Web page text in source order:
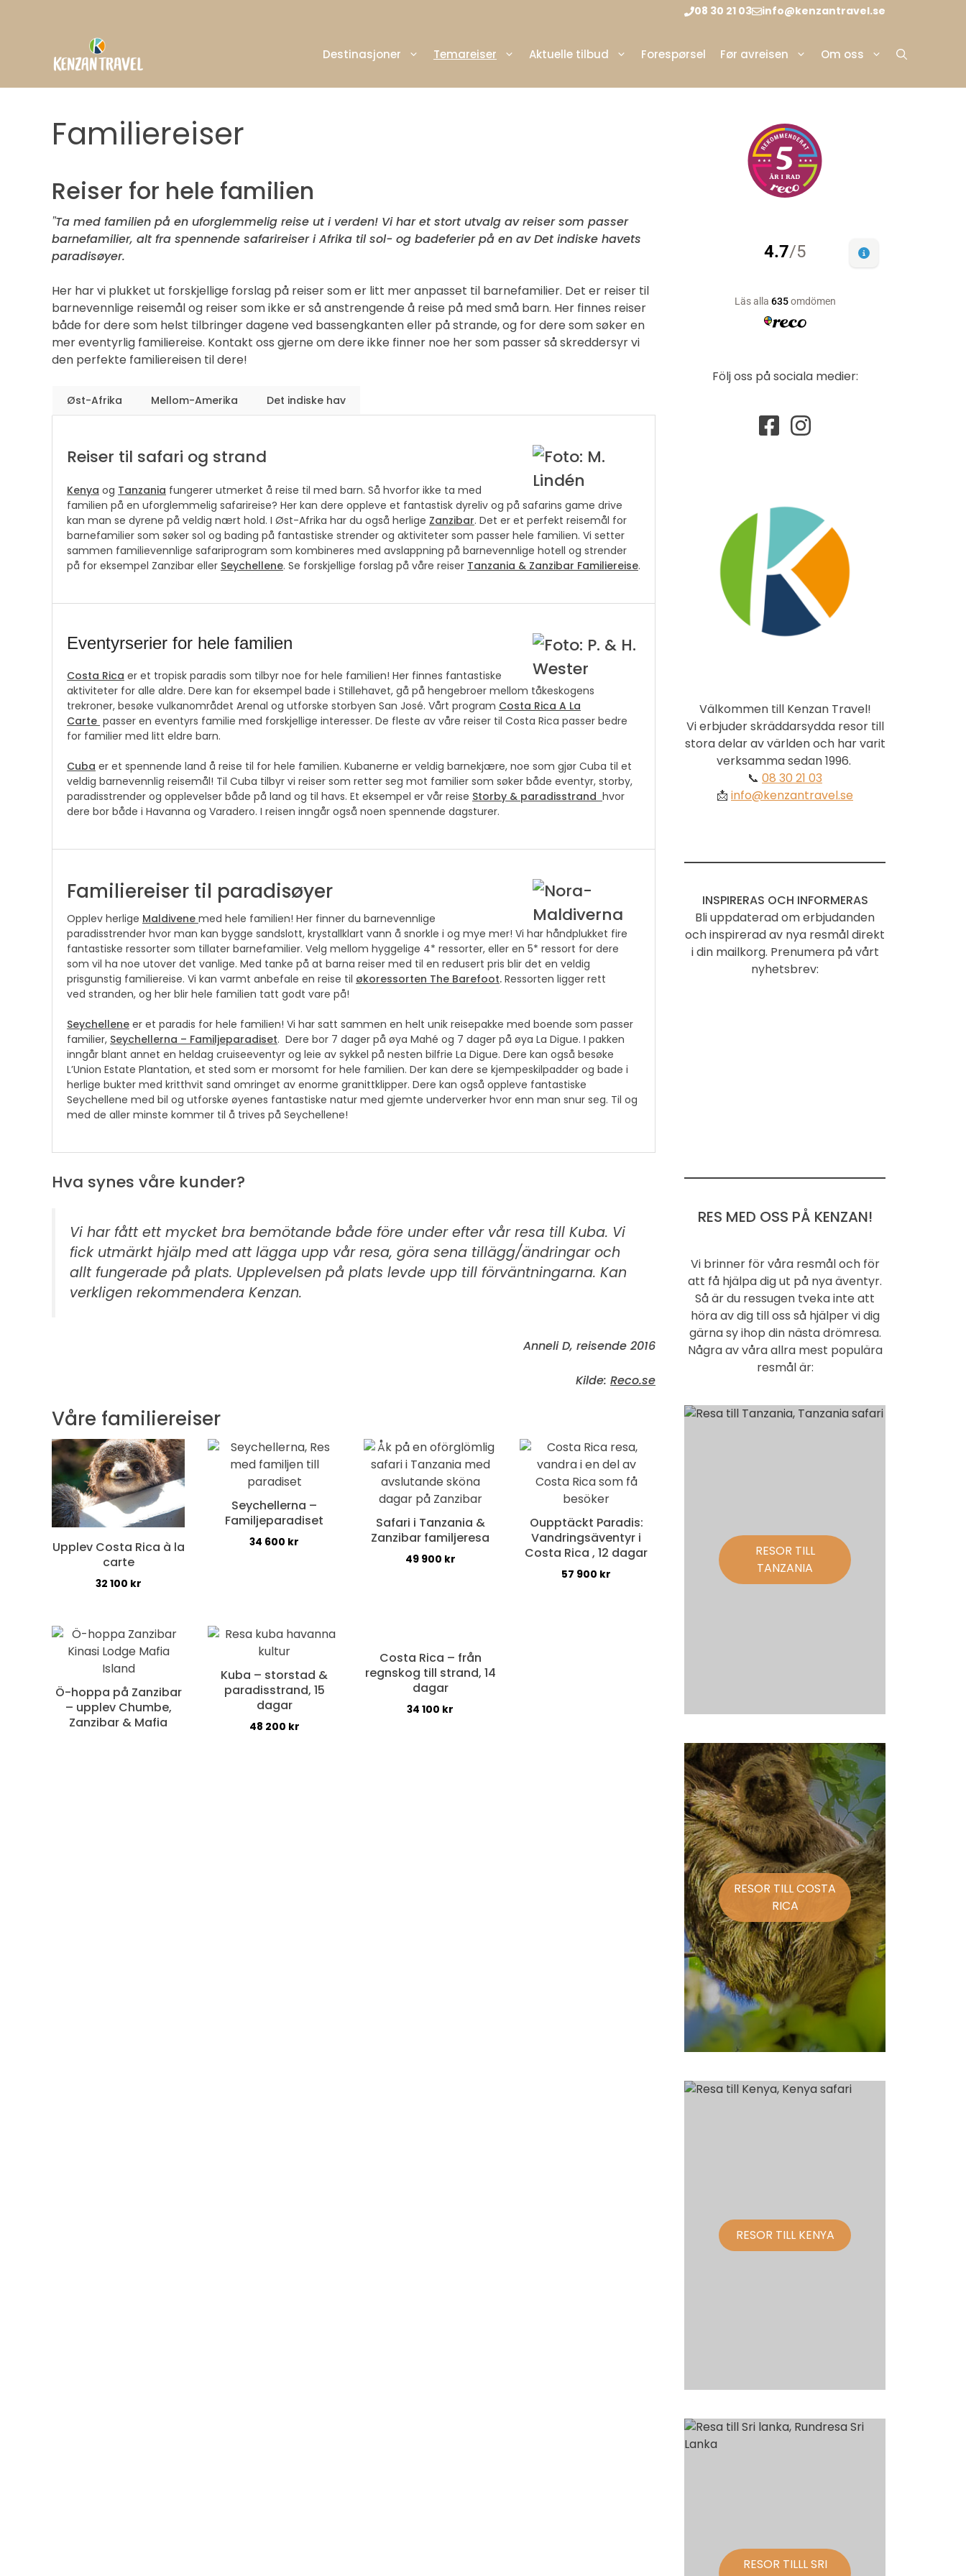
08 30 21 03 info@kenzantravel.se
Destinasjoner Temareiser Aktuelle tilbud Forespørsel Før avreisen Om oss
Familiereiser
Reiser for hele familien
ˮTa med familien på en uforglemmelig reise ut i verden! Vi har et stort utvalg av reiser som passer
barnefamilier, alt fra spennende safarireiser i Afrika til sol- og badeferier på en av Det indiske havets
paradisøyer.
Her har vi plukket ut forskjellige forslag på reiser som er litt mer anpasset til barnefamilier. Det er reiser til
barnevennlige reisemål og reiser som ikke er så anstrengende å reise på med små barn. Her finnes reiser
både for dere som helst tilbringer dagene ved bassengkanten eller på strande, og for dere som søker en
mer eventyrlig familiereise. Kontakt oss gjerne om dere ikke finner noe her som passer så skreddersyr vi
den perfekte familiereisen til dere!
Øst-Afrika Mellom-Amerika Det indiske hav
Reiser til safari og strand
Kenya og Tanzania fungerer utmerket å reise til med barn. Så hvorfor ikke ta med
familien på en uforglemmelig safarireise? Her kan dere oppleve et fantastisk dyreliv og på safarins game drive
kan man se dyrene på veldig nært hold. I Øst-Afrika har du også herlige Zanzibar. Det er et perfekt reisemål for
barnefamilier som søker sol og bading på fantastiske strender og aktiviteter som passer hele familien. Vi setter
sammen familievennlige safariprogram som kombineres med avslappning på barnevennlige hotell og strender
på for eksempel Zanzibar eller Seychellene. Se forskjellige forslag på våre reiser Tanzania & Zanzibar Familiereise.
Eventyrserier for hele familien
Costa Rica er et tropisk paradis som tilbyr noe for hele familien! Her finnes fantastiske
aktiviteter for alle aldre. Dere kan for eksempel bade i Stillehavet, gå på hengebroer mellom tåkeskogens
trekroner, besøke vulkanområdet Arenal og utforske storbyen San José. Vårt program Costa Rica A La
Carte passer en eventyrs familie med forskjellige interesser. De fleste av våre reiser til Costa Rica passer bedre
for familier med litt eldre barn.
Cuba er et spennende land å reise til for hele familien. Kubanerne er veldig barnekjære, noe som gjør Cuba til et
veldig barnevennlig reisemål! Til Cuba tilbyr vi reiser som retter seg mot familier som søker både eventyr, storby,
paradisstrender og opplevelser både på land og til havs. Et eksempel er vår reise Storby & paradisstrand hvor
dere bor både i Havanna og Varadero. I reisen inngår også noen spennende dagsturer.
Familiereiser til paradisøyer
Opplev herlige Maldivene med hele familien! Her finner du barnevennlige
paradisstrender hvor man kan bygge sandslott, krystallklart vann å snorkle i og mye mer! Vi har håndplukket fire
fantastiske ressorter som tillater barnefamilier. Velg mellom hyggelige 4* ressorter, eller en 5* ressort for dere
som vil ha noe utover det vanlige. Med tanke på at barna reiser med til en redusert pris blir det en veldig
prisgunstig familiereise. Vi kan varmt anbefale en reise til økoressorten The Barefoot. Ressorten ligger rett
ved stranden, og her blir hele familien tatt godt vare på!
Seychellene er et paradis for hele familien! Vi har satt sammen en helt unik reisepakke med boende som passer
familier, Seychellerna – Familjeparadiset. Dere bor 7 dager på øya Mahé og 7 dager på øya La Digue. I pakken
inngår blant annet en heldag cruiseeventyr og leie av sykkel på nesten bilfrie La Digue. Dere kan også besøke
L’Union Estate Plantation, et sted som er morsomt for hele familien. Der kan dere se kjempeskilpadder og bade i
herlige bukter med kritthvit sand omringet av enorme granittklipper. Dere kan også oppleve fantastiske
Seychellene med bil og utforske øyenes fantastiske natur med gjemte underverker hvor enn man snur seg. Til og
med de aller minste kommer til å trives på Seychellene!
Hva synes våre kunder?
Vi har fått ett mycket bra bemötande både före under efter vår resa till Kuba. Vi
fick utmärkt hjälp med att lägga upp vår resa, göra sena tillägg/ändringar och
allt fungerade på plats. Upplevelsen på plats levde upp till förväntningarna. Kan
verkligen rekommendera Kenzan.
Anneli D, reisende 2016
Kilde: Reco.se
Våre familiereiser
Upplev Costa Rica à la
carte
32 100 kr
Seychellerna –
Familjeparadiset
34 600 kr
Safari i Tanzania &
Zanzibar familjeresa
49 900 kr
Oupptäckt Paradis:
Vandringsäventyr i
Costa Rica , 12 dagar
57 900 kr
Ö-hoppa på Zanzibar
– upplev Chumbe,
Zanzibar & Mafia
Kuba – storstad &
paradisstrand, 15
dagar
48 200 kr
Costa Rica – från
regnskog till strand, 14
dagar
34 100 kr
Följ oss på sociala medier:
Välkommen till Kenzan Travel!
Vi erbjuder skräddarsydda resor till
stora delar av världen och har varit
verksamma sedan 1996.
📞 08 30 21 03
📩 info@kenzantravel.se
INSPIRERAS OCH INFORMERAS
Bli uppdaterad om erbjudanden
och inspirerad av nya resmål direkt
i din mailkorg. Prenumera på vårt
nyhetsbrev:
RES MED OSS PÅ KENZAN!
Vi brinner för våra resmål och för
att få hjälpa dig ut på nya äventyr.
Så är du ressugen tveka inte att
höra av dig till oss så hjälper vi dig
gärna sy ihop din nästa drömresa.
Några av våra allra mest populära
resmål är:
RESOR TILL
TANZANIA
RESOR TILL COSTA
RICA
RESOR TILL KENYA
RESOR TILLL SRI